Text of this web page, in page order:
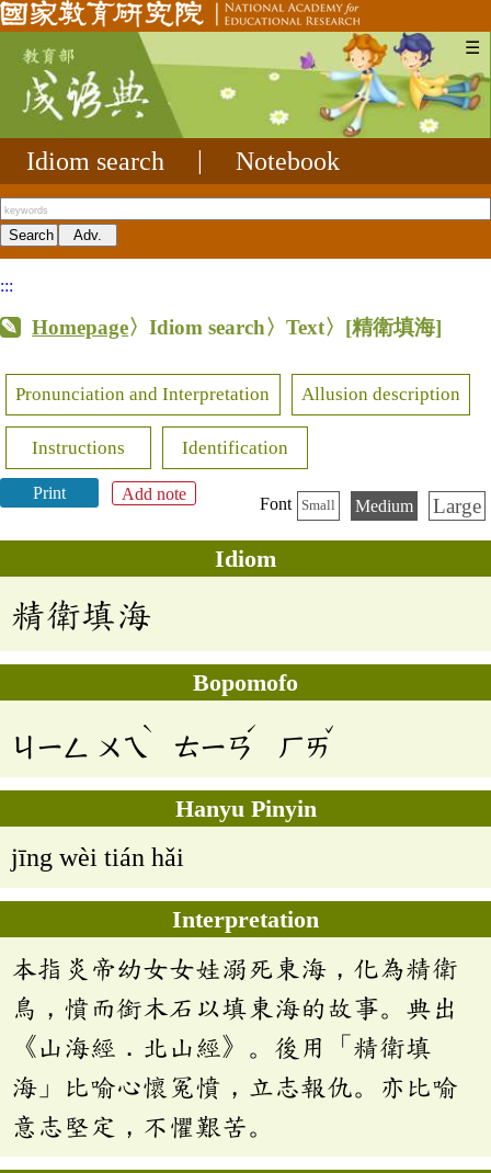
☰
Idiom search Notebook
:::
Homepage〉Idiom search〉Text〉 [精衛填海]
Pronunciation and Interpretation Allusion description
Instructions Identification
Print Add note
Font Small Medium Large
Idiom
精衛填海
Bopomofo
ㄐㄧㄥ ㄨㄟ
ˋ
ㄊㄧㄢ
ˊ
ㄏㄞ
ˇ
Hanyu Pinyin
jīng wèi tián hǎi
Interpretation
本指炎帝幼女女娃溺死東海，化為精衛
鳥，憤而銜木石以填東海的故事。典出
《山海經．北山經》。後用「精衛填
海」比喻心懷冤憤，立志報仇。亦比喻
意志堅定，不懼艱苦。